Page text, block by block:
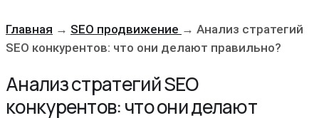
Главная → SEO продвижение → Анализ стратегий
SEO конкурентов: что они делают правильно?
Анализ стратегий SEO
конкурентов: что они делают